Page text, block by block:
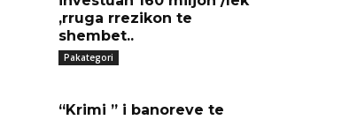
,rruga rrezikon te
shembet..
Pakategori
“Krimi ” i banoreve te